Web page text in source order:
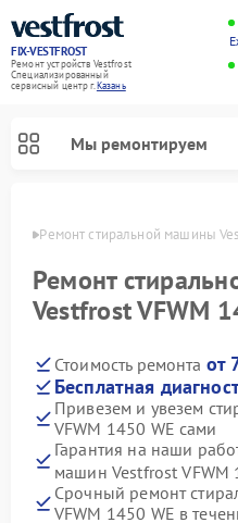
FIX-VESTFROST
Ремонт устройств Vestfrost
Специализированный
cервисный центр г.Казань
Мы ремонтируем
Ремонт стиральной машины
Ремонт
Vestfrost VFWM
Стоимость ремонта от
Бесплатная
Привезем и увезем
VFWM 1450 WE сами
Гарантия на наши
машин Vestfrost VFWM
Срочный ремонт
VFWM 1450 WE в